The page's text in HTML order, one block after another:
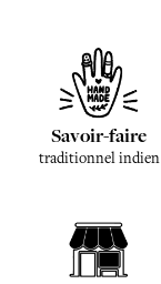
Savoir-faire
traditionnel indien